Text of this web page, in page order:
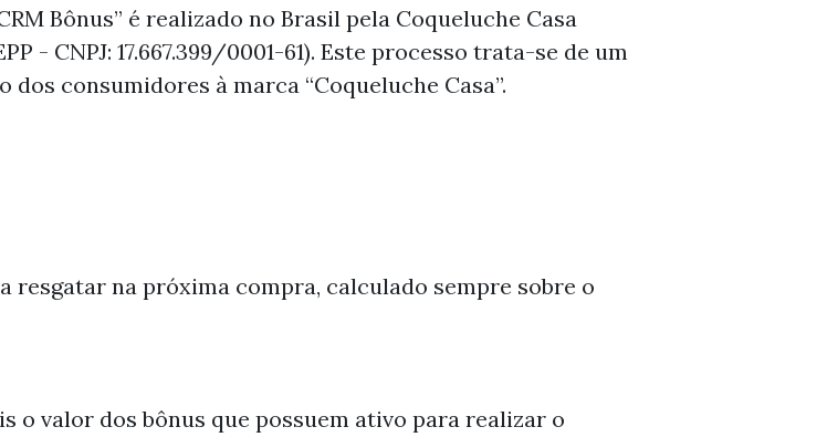
Bônus” é realizado no Brasil pela Coqueluche Casa
- CNPJ: 17.667.399/0001-61). Este processo trata-se de um
consumidores à marca “Coqueluche Casa”.
resgatar na próxima compra, calculado sempre sobre o
o valor dos bônus que possuem ativo para realizar o